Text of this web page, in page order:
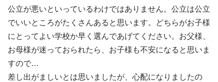
公立が悪いといっているわけではありません。公立は公立
でいいところがたくさんあると思います。どちらがお子様
にとってよい学校か早く選んであげてください。お父様、
お母様が迷っておられたら、お子様も不安になると思いま
すので…
差し出がましいとは思いましたが、心配になりましたの